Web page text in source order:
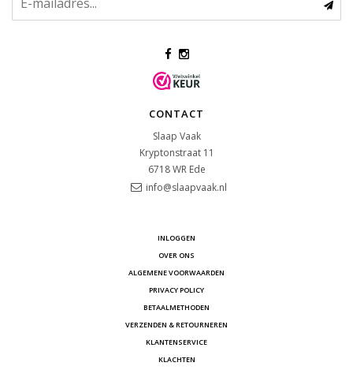
CONTACT
Slaap Vaak
Kryptonstraat 11
6718 WR Ede
info@slaapvaak.nl
INLOGGEN
OVER ONS
ALGEMENE VOORWAARDEN
PRIVACY POLICY
BETAALMETHODEN
VERZENDEN & RETOURNEREN
KLANTENSERVICE
KLACHTEN